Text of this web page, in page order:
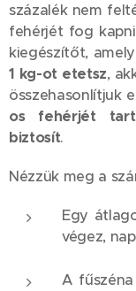
százalék nem
fehérjét fog
kiegészítőt, amely
1 kg-ot etetsz,
összehasonlítjuk
os fehérjét
biztosít.
Nézzük meg a
Egy
végez,
A